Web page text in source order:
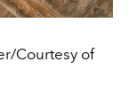
Courtesy of